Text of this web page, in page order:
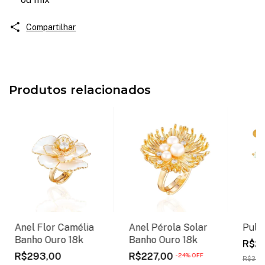
Compartilhar
Produtos relacionados
Anel Flor Camélia
Banho Ouro 18k
R$293,00
Anel Pérola Solar
Banho Ouro 18k
R$227,00 -24%OFF